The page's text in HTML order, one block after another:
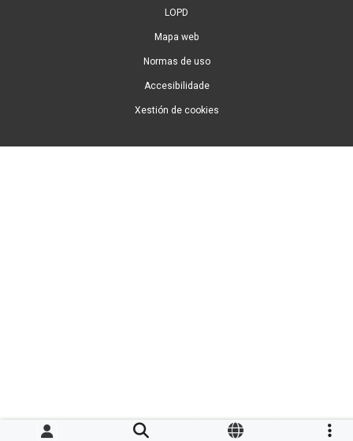
LOPD
Mapa web
Normas de uso
Accesibilidade
Xestión de cookies